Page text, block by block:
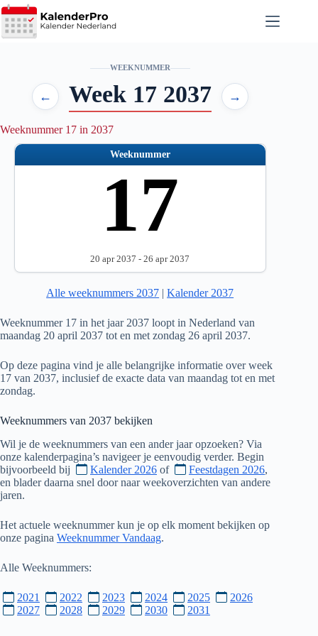
Ga
naar
de
WEEKNUMMER
← Week 17 2037 →
Weeknummer 17 in 2037
Weeknummer
17
20 apr 2037 - 26 apr 2037
Alle weeknummers 2037 |Kalender 2037
Weeknummer 17 in het jaar 2037 loopt in Nederland van
maandag 20 april 2037 tot en met zondag 26 april 2037.
Op deze pagina vind je alle belangrijke informatie over week
17 van 2037, inclusief de exacte data van maandag tot en met
zondag.
Weeknummers van 2037 bekijken
Wil je de weeknummers van een ander jaar opzoeken? Via
onze kalenderpagina’s navigeer je eenvoudig verder. Begin
bijvoorbeeld bij
Kalender 2026 of Feestdagen 2026,
en blader daarna snel door naar weekoverzichten van andere
jaren.
Het actuele weeknummer kun je op elk moment bekijken op
onze pagina Weeknummer Vandaag.
Alle Weeknummers:
2021 2022 2023 2024 2025
2026
2027
2028 2029 2030 2031